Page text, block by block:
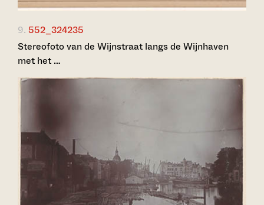
9. 552_324235
Stereofoto van de Wijnstraat langs de Wijnhaven
met het …